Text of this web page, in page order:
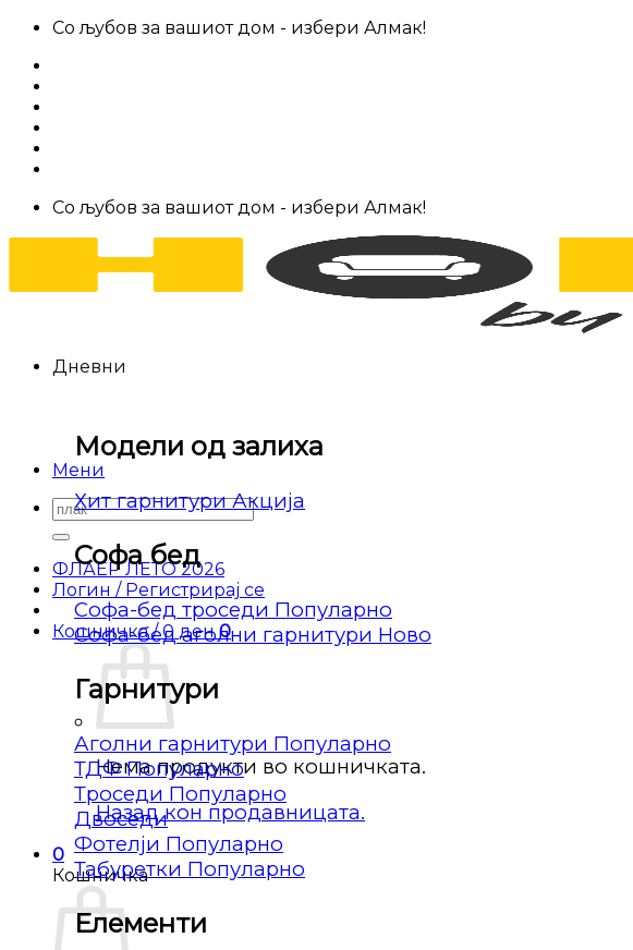
Skip
content
Со љубов за вашиот дом - избери Алмак!
Со љубов за вашиот дом - избери Алмак!
Мени
Барај
за:
ФЛАЕР ЛЕТО 2026
Логин / Регистрирај се
Кошничка /0 ден 0
Нема продукти во кошничката.
Назад кон продавницата.
0
Кошничка
Дневни
Модели од залиха
Хит гарнитури
Софа бед
Софа-бед троседи
Софа-бед аголни гарнитури
Гарнитури
Аголни гарнитури
ТДФ
Троседи
Двоседи
Фотелји
Табуретки
Елементи